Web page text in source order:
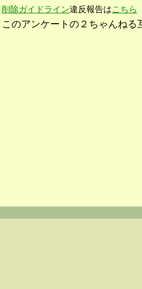
削除ガイドライン違反報告はこちら
このアンケートの２ちゃんね